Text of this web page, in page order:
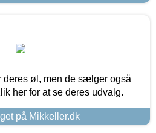
deres øl, men de sælger også
her for at se deres udvalg.
på Mikkeller.dk